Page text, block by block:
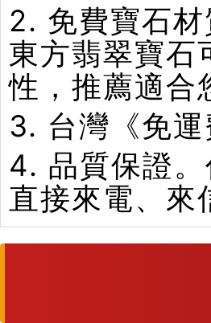
2. 免費寶石
東方翡翠寶石
性，推薦適合
3. 台灣《免
4. 品質保證
直接來電、來